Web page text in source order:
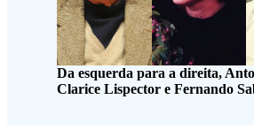
Da esquerda para a direita,
Clarice Lispector e Fernando